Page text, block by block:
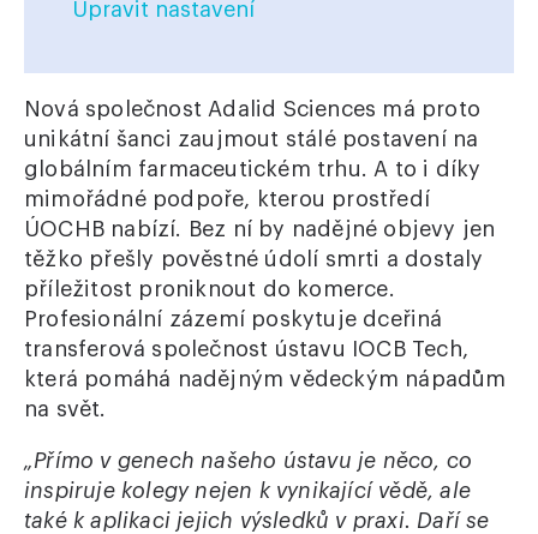
Upravit nastavení
Nová společnost Adalid Sciences má proto
unikátní šanci zaujmout stálé postavení na
globálním farmaceutickém trhu. A to i díky
mimořádné podpoře, kterou prostředí
ÚOCHB nabízí. Bez ní by nadějné objevy jen
těžko přešly pověstné údolí smrti a dostaly
příležitost proniknout do komerce.
Profesionální zázemí poskytuje dceřiná
transferová společnost ústavu IOCB Tech,
která pomáhá nadějným vědeckým nápadům
na svět.
„Přímo v genech našeho ústavu je něco, co
inspiruje kolegy nejen k vynikající vědě, ale
také k aplikaci jejich výsledků v praxi. Daří se